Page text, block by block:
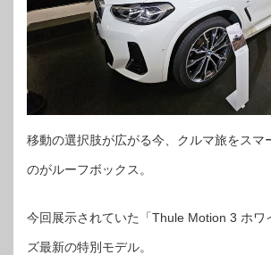
移動の選択肢が広がる今、クルマ旅をスマ
のがルーフボックス。
今回展示されていた「Thule Motion 3 ホワ
ズ最新の特別モデル。